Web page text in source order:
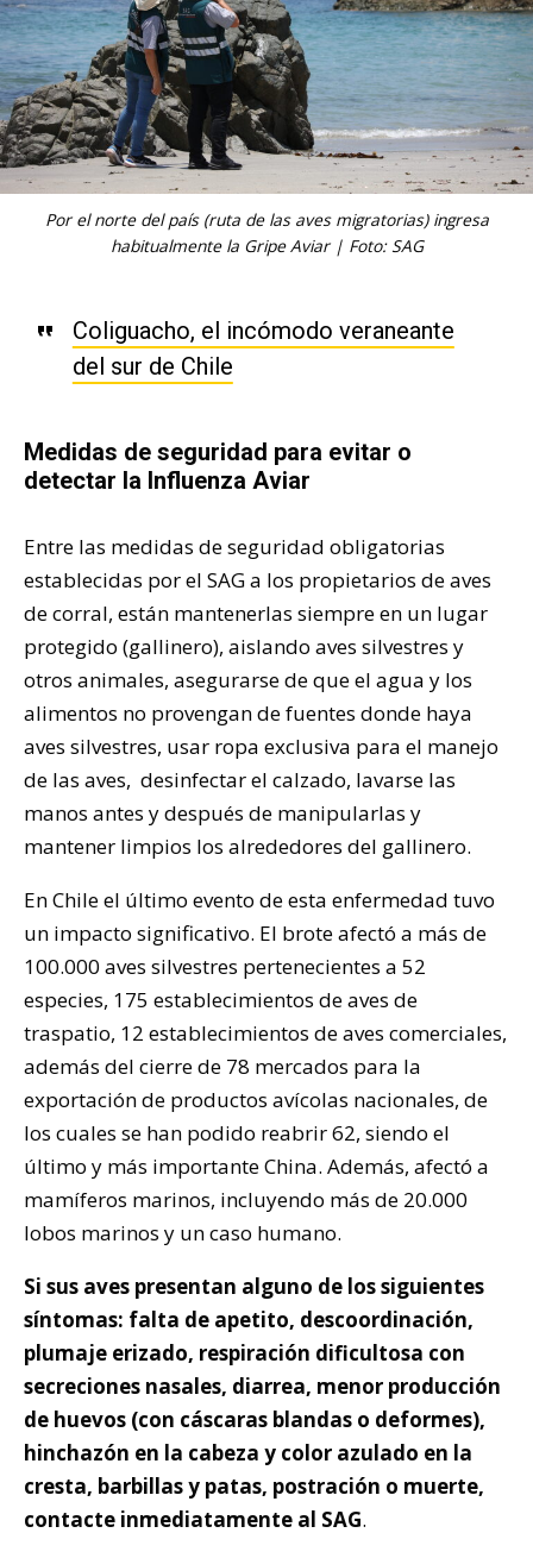
Por el norte del país (ruta de las aves migratorias) ingresa
habitualmente la Gripe Aviar | Foto: SAG
Coliguacho, el incómodo veraneante
del sur de Chile
Medidas de seguridad para evitar o
detectar la Influenza Aviar
Entre las medidas de seguridad obligatorias
establecidas por el SAG a los propietarios de aves
de corral, están mantenerlas siempre en un lugar
protegido (gallinero), aislando aves silvestres y
otros animales, asegurarse de que el agua y los
alimentos no provengan de fuentes donde haya
aves silvestres, usar ropa exclusiva para el manejo
de las aves, desinfectar el calzado, lavarse las
manos antes y después de manipularlas y
mantener limpios los alrededores del gallinero.
En Chile el último evento de esta enfermedad tuvo
un impacto significativo. El brote afectó a más de
100.000 aves silvestres pertenecientes a 52
especies, 175 establecimientos de aves de
traspatio, 12 establecimientos de aves comerciales,
además del cierre de 78 mercados para la
exportación de productos avícolas nacionales, de
los cuales se han podido reabrir 62, siendo el
último y más importante China. Además, afectó a
mamíferos marinos, incluyendo más de 20.000
lobos marinos y un caso humano.
Si sus aves presentan alguno de los siguientes
síntomas: falta de apetito, descoordinación,
plumaje erizado, respiración dificultosa con
secreciones nasales, diarrea, menor producción
de huevos (con cáscaras blandas o deformes),
hinchazón en la cabeza y color azulado en la
cresta, barbillas y patas, postración o muerte,
contacte inmediatamente al SAG.